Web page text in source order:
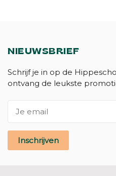
NIEUWSBRIEF
Schrijf je in op de
ontvang de leukste
Inschrijven